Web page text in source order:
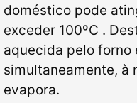
doméstico pode
exceder 100ºC .
aquecida pelo forno
simultaneamente, à
evapora.